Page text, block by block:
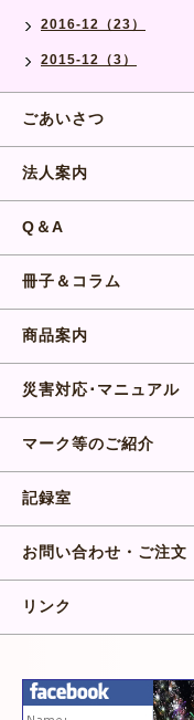
2016-12（23）
2015-12（3）
ごあいさつ
法人案内
Q＆A
冊子＆コラム
商品案内
災害対応･マニュアル
マーク等のご紹介
記録室
お問い合わせ・ご注文
リンク